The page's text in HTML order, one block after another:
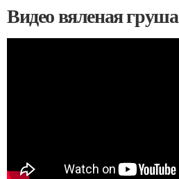
Видео вяленая груша